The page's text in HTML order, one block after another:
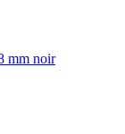
mm noir